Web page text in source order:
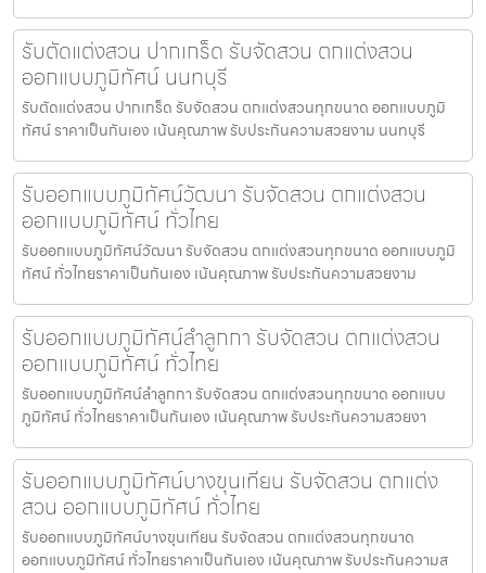
รับตัดแต่งสวน ปากเกร็ด รับจัดสวน ตกแต่งสวน
ออกแบบภูมิทัศน์ นนทบุรี
รับตัดแต่งสวน ปากเกร็ด รับจัดสวน ตกแต่งสวนทุกขนาด ออกแบบภูมิ
ทัศน์ ราคาเป็นกันเอง เน้นคุณภาพ รับประกันความสวยงาม นนทบุรี
รับออกแบบภูมิทัศน์วัฒนา รับจัดสวน ตกแต่งสวน
ออกแบบภูมิทัศน์ ทั่วไทย
รับออกแบบภูมิทัศน์วัฒนา รับจัดสวน ตกแต่งสวนทุกขนาด ออกแบบภูมิ
ทัศน์ ทั่วไทยราคาเป็นกันเอง เน้นคุณภาพ รับประกันความสวยงาม
รับออกแบบภูมิทัศน์ลำลูกกา รับจัดสวน ตกแต่งสวน
ออกแบบภูมิทัศน์ ทั่วไทย
รับออกแบบภูมิทัศน์ลำลูกกา รับจัดสวน ตกแต่งสวนทุกขนาด ออกแบบ
ภูมิทัศน์ ทั่วไทยราคาเป็นกันเอง เน้นคุณภาพ รับประกันความสวยงา
รับออกแบบภูมิทัศน์บางขุนเทียน รับจัดสวน ตกแต่ง
สวน ออกแบบภูมิทัศน์ ทั่วไทย
รับออกแบบภูมิทัศน์บางขุนเทียน รับจัดสวน ตกแต่งสวนทุกขนาด
ออกแบบภูมิทัศน์ ทั่วไทยราคาเป็นกันเอง เน้นคุณภาพ รับประกันความส